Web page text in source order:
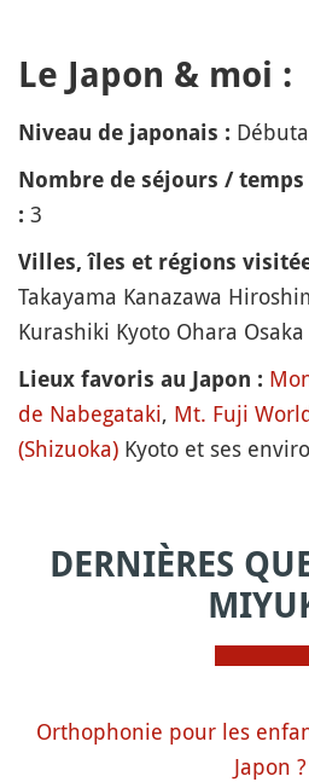
Le Japon & moi :
Niveau de japonais :
Nombre de séjours / temps
: 3
Villes, îles et régions
Takayama Kanazawa
Kurashiki Kyoto Ohara Osaka
Lieux favoris au Japon :
de Nabegataki, Mt. Fuji
(Shizuoka) Kyoto et ses
DERNIÈRES
Orthophonie pour les
Japon ?